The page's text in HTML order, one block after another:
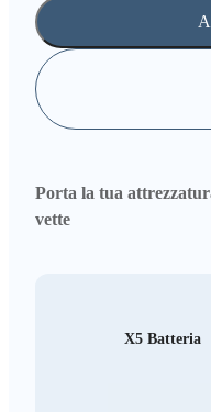
Porta la tua
vette
X5 Batteria